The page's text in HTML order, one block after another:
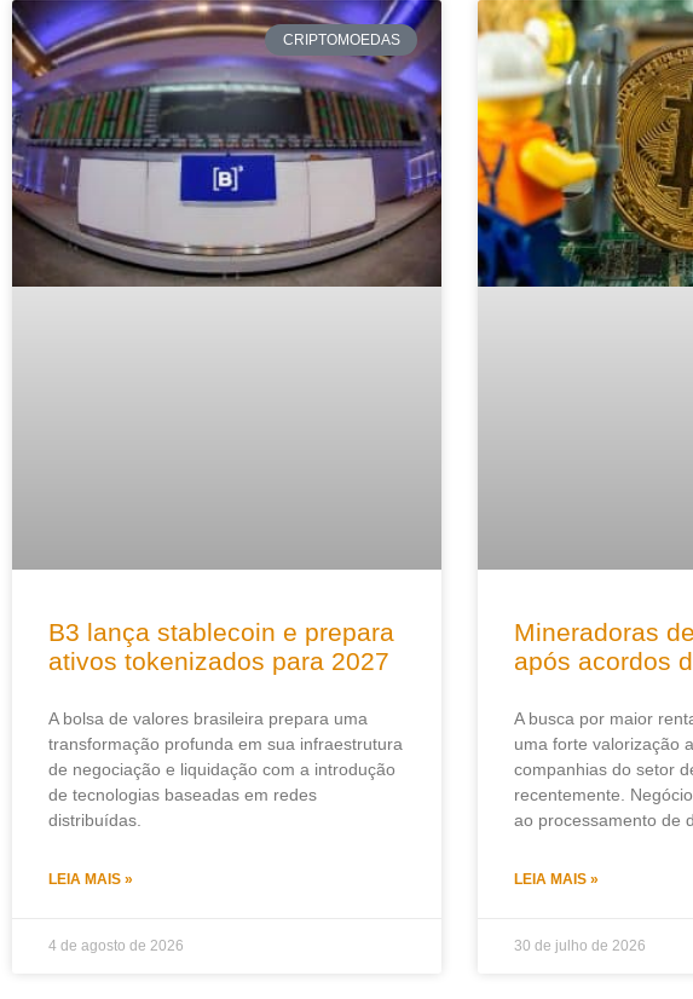
CRIPTOMOEDAS
B3 lança stablecoin e prepara
ativos tokenizados para 2027
A bolsa de valores brasileira prepara uma
transformação profunda em sua infraestrutura
de negociação e liquidação com a introdução
de tecnologias baseadas em redes
distribuídas.
LEIA MAIS »
4 de agosto de 2026
Mineradoras
após acordos
A busca por maior
uma forte valorização
companhias do setor
recentemente.
ao processamento de
LEIA MAIS »
30 de julho de 2026